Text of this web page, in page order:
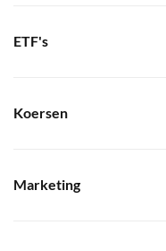
ETF's
Koersen
Marketing